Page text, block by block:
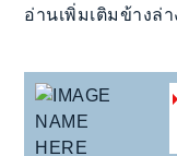
อ่านเพิ่มเติมข้างล่า